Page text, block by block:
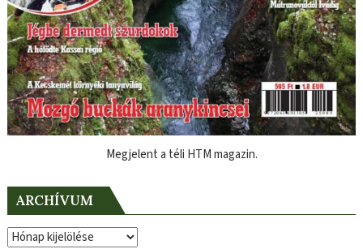
Megjelent a téli HTM magazin.
ARCHÍVUM
Archívum